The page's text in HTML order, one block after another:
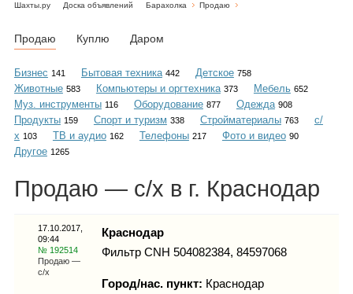
Объявления
Шахты.ру Доска объявлений Барахолка Продаю
Продаю Куплю Даром
Бизнес 141 Бытовая техника 442 Детское 758
Животные 583 Компьютеры и оргтехника 373 Мебель 652
Муз. инструменты 116 Оборудование 877 Одежда 908
Продукты 159 Спорт и туризм 338 Стройматериалы 763
с/
х 103 ТВ и аудио 162 Телефоны 217 Фото и видео 90
Другое 1265
Продаю — с/х в г. Краснодар
17.10.2017,
09:44
№ 192514
Продаю —
с/х
Краснодар
Фильтр CNH 504082384, 84597068
Город/нас. пункт: Краснодар